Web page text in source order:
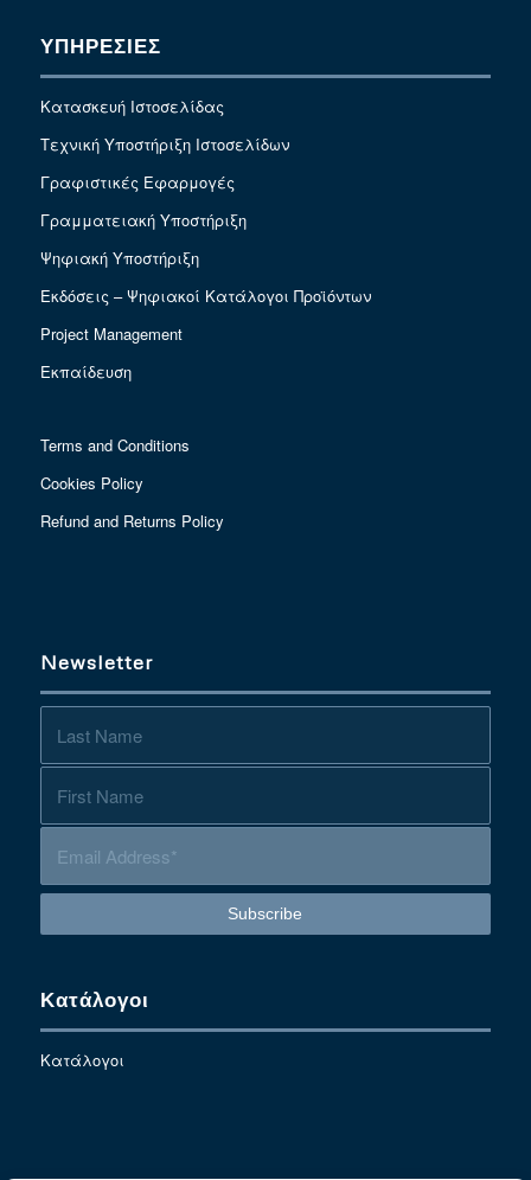
ΥΠΗΡΕΣΙΕΣ
Κατασκευή Ιστοσελίδας
Τεχνική Υποστήριξη Ιστοσελίδων
Γραφιστικές Εφαρμογές
Γραμματειακή Υποστήριξη
Ψηφιακή Υποστήριξη
Εκδόσεις – Ψηφιακοί Κατάλογοι Προϊόντων
Project Management
Εκπαίδευση
Terms and Conditions
Cookies Policy
Refund and Returns Policy
Newsletter
Κατάλογοι
Κατάλογοι